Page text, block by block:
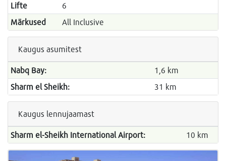
Lifte
6
Märkused
All Inclusive
Kaugus asumitest
Nabq Bay:
1,6 km
Sharm el Sheikh:
31 km
Kaugus lennujaamast
Sharm el-Sheikh International Airport: 10 km